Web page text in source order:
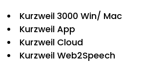
Kurzweil 3000 Win/ Mac
Kurzweil App
Kurzweil Cloud
Kurzweil Web2Speech